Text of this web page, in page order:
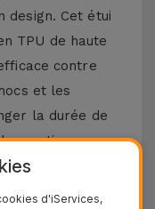
design. Cet étui
TPU de haute
contre
et les
la durée de
mentionner
durabilité et
d'iServices,